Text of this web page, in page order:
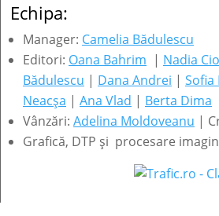
Echipa:
Manager: Camelia Bădulescu
Editori: Oana Bahrim | Nadia
Bădulescu | Dana Andrei | Sofia
Neacșa | Ana Vlad | Berta Dima
Vânzări: Adelina Moldoveanu |
Grafică, DTP și procesare